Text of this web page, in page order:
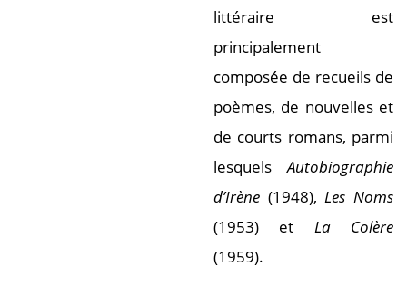
littéraire est
principalement
composée de recueils de
poèmes, de nouvelles et
de courts romans, parmi
lesquelsAutobiographie
d’Irène (1948),Les Noms
(1953) et La Colère
(1959).